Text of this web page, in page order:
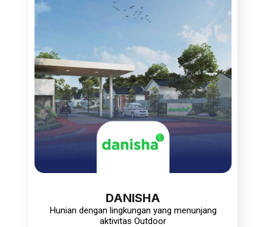
DANISHA
Hunian dengan lingkungan yang menunjang
aktivitas Outdoor